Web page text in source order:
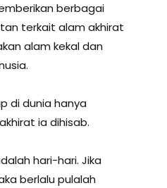
berbagai
terkait alam akhirat
alam kekal dan
di dunia hanya
ia dihisab.
hari-hari. Jika
berlalu pulalah